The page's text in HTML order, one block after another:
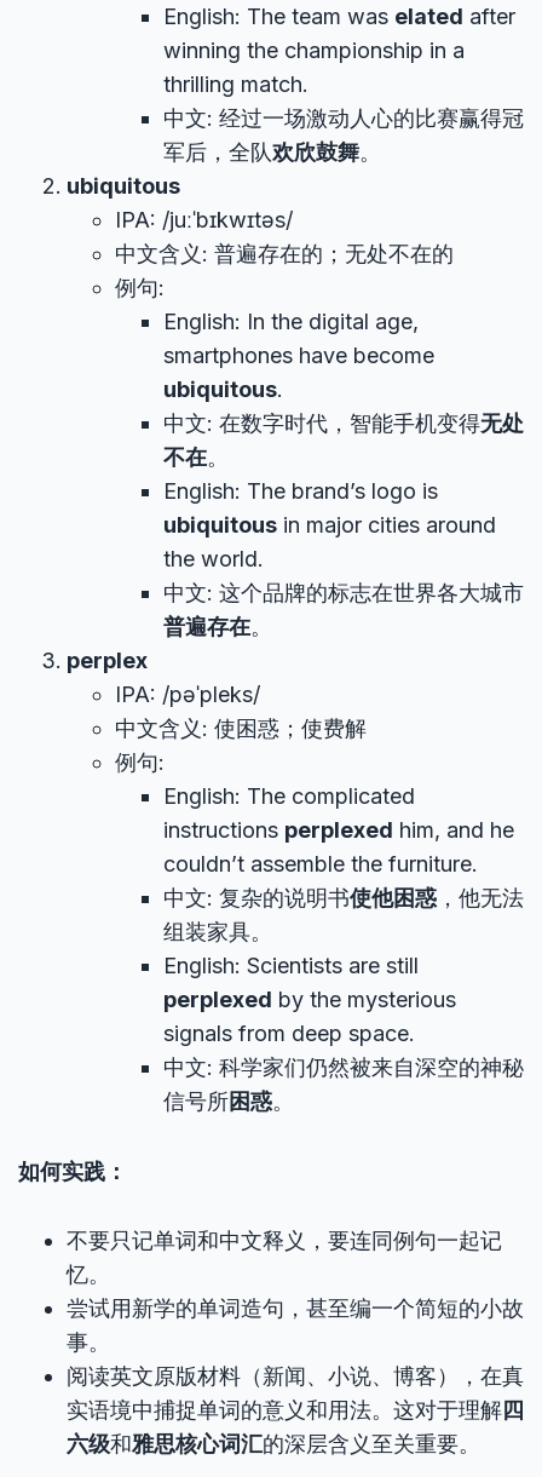
English: The team was elated after
winning the championship in a
thrilling match.
中文: 经过一场激动人心的比赛赢得冠
军后，全队欢欣鼓舞。
ubiquitous
IPA: /juːˈbɪkwɪtəs/
中文含义: 普遍存在的；无处不在的
例句:
English: In the digital age,
smartphones have become
ubiquitous.
中文: 在数字时代，智能手机变得无处
不在。
English: The brand’s logo is
ubiquitous in major cities around
the world.
中文: 这个品牌的标志在世界各大城市
普遍存在。
perplex
IPA: /pəˈpleks/
中文含义: 使困惑；使费解
例句:
English: The complicated
instructions perplexed him, and he
couldn’t assemble the furniture.
中文: 复杂的说明书使他困惑 ，他无法
组装家具。
English: Scientists are still
perplexed by the mysterious
signals from deep space.
中文: 科学家们仍然被来自深空的神秘
信号所困惑。
如何实践：
不要只记单词和中文释义，要连同例句一起记
忆。
尝试用新学的单词造句，甚至编一个简短的小故
事。
阅读英文原版材料（新闻、小说、博客），在真
实语境中捕捉单词的意义和用法。这对于理解四
六级和雅思核心词汇的深层含义至关重要。